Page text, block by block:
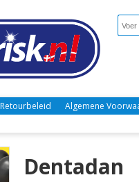
Retourbeleid Algemene
Dentadan